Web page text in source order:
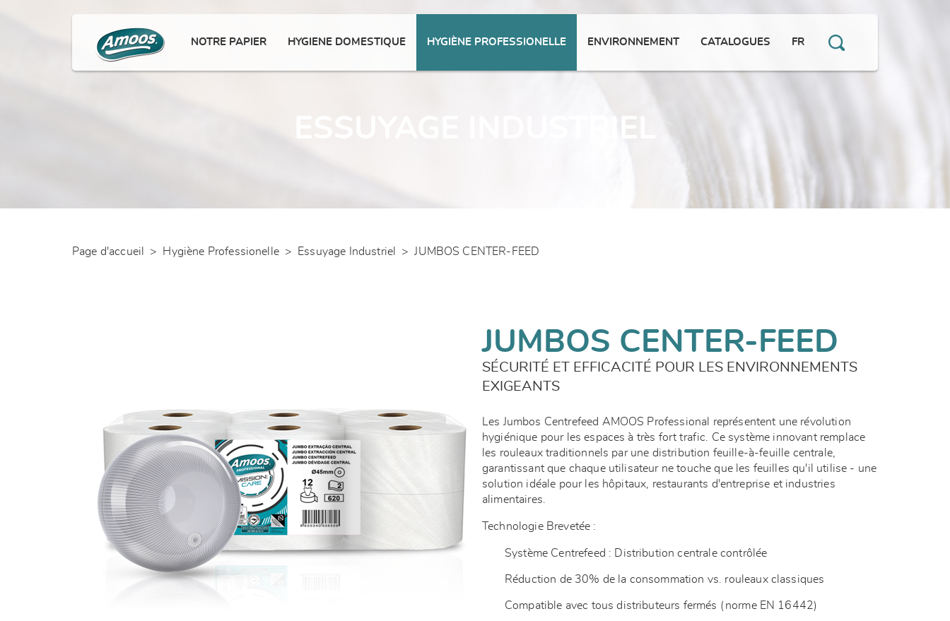
NOTRE PAPIER HYGIENE DOMESTIQUE HYGIÈNE PROFESSIONELLE ENVIRONNEMENT CATALOGUES FR
Page d'accueil > Hygiène Professionelle > Essuyage Industriel > JUMBOS CENTER-FEED
JUMBOS CENTER-FEED
SÉCURITÉ ET EFFICACITÉ POUR LES ENVIRONNEMENTS
EXIGEANTS
Les Jumbos Centrefeed AMOOS Professional représentent une révolution
hygiénique pour les espaces à très fort trafic. Ce système innovant remplace
les rouleaux traditionnels par une distribution feuille-à-feuille centrale,
garantissant que chaque utilisateur ne touche que les feuilles qu'il utilise - une
solution idéale pour les hôpitaux, restaurants d'entreprise et industries
alimentaires.
Technologie Brevetée :
Système Centrefeed : Distribution centrale contrôlée
Réduction de 30% de la consommation vs. rouleaux classiques
Compatible avec tous distributeurs fermés (norme EN 16442)